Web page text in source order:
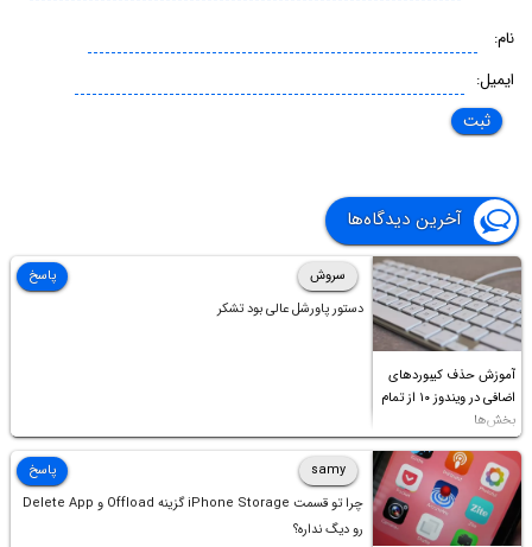
نام:
ایمیل:
آخرین دیدگاه‌ها
آموزش حذف کیبوردهای
اضافی در ویندوز ۱۰ از تمام
بخش‌ها
سروش
دستور پاورشل عالی بود تشکر
پاسخ
samy
چرا تو قسمت iPhone Storage گزینه Offload و Delete App
رو دیگ نداره؟
پاسخ